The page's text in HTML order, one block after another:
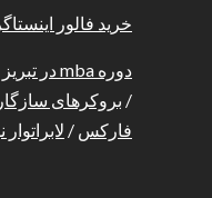
خرید فالور
دوره mba در تبریز
/ بروکرهای
فارکس / لابراتوار